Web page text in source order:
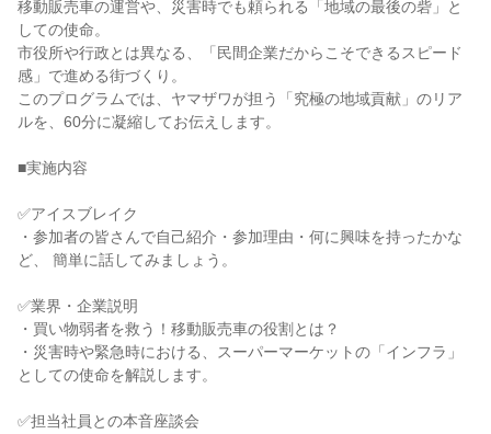
移動販売車の運営や、災害時でも頼られる「地域の最後の砦」と
しての使命。
市役所や行政とは異なる、「民間企業だからこそできるスピード
感」で進める街づくり。
このプログラムでは、ヤマザワが担う「究極の地域貢献」のリア
ルを、60分に凝縮してお伝えします。
■実施内容
✅アイスブレイク
・参加者の皆さんで自己紹介・参加理由・何に興味を持ったかな
ど、 簡単に話してみましょう。
✅業界・企業説明
・買い物弱者を救う！移動販売車の役割とは？
・災害時や緊急時における、スーパーマーケットの「インフラ」
としての使命を解説します。
✅担当社員との本音座談会